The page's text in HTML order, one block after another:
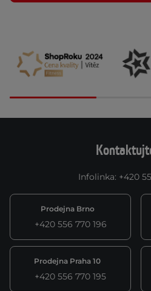
Infolinka: +420
Prodejna Brno
+420 556 770 196
Prodejna Praha 10
+420 556 770 195